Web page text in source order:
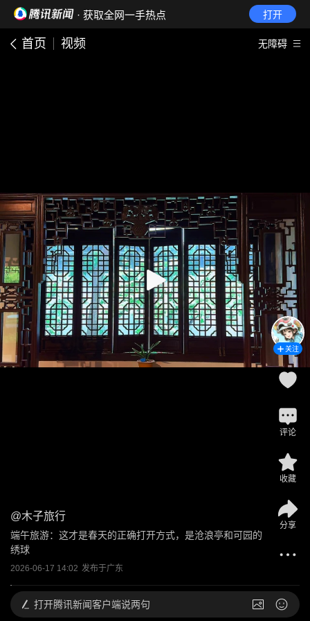
· 获取全网一手热点 打开
首页 视频 无障碍
@木子旅行
端午旅游：这才是春天的正确打开方式，是沧浪亭和可园的
绣球
2026-06-17 14:02 发布于广东
关注
评论
收藏
分享
打开腾讯新闻客户端说两句